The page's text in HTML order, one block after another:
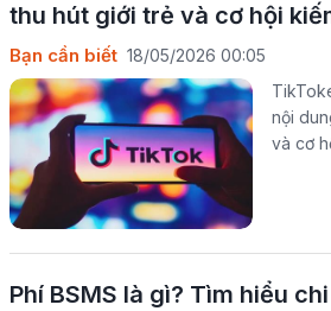
thu hút giới trẻ và cơ hội
Bạn cần biết 18/05/2026 00:05
nội
và cơ
Phí BSMS là gì? Tìm hiểu